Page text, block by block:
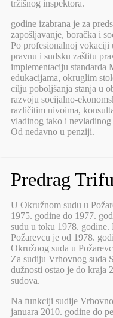
tržišnog inspektora.
godine izabrana je za
zapošljavanje, boračka i
Po profesionalnoj vokaciji
pravnu i sudsku zaštitu
implementaciju standarda
edukacijama, okruglim
cilju poboljšanja stanja u
razvoju socijalno-
različitim nivoima,
vladinog tako i nevladinog
Od nedavno u penziji.
Predrag
U Okružnom sudu u
1975. godine do 1977.
sudu u toku 1978.
Požarevcu je od 1978.
Okružnog suda u
Za sudiju Vrhovnog suda
dužnosti ostao je do kraja
sudova.
Na funkciji sudije
januara 2010. godine do